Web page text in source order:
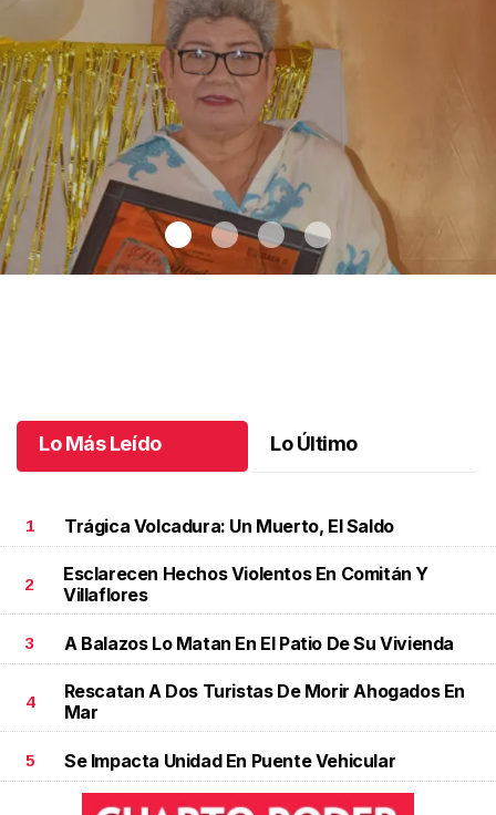
Lo Más Leído Lo Último
1 Trágica Volcadura: Un Muerto, El Saldo
2
Esclarecen Hechos Violentos En Comitán Y
Villaflores
3 A Balazos Lo Matan En El Patio De Su Vivienda
4
Rescatan A Dos Turistas De Morir Ahogados En
Mar
5 Se Impacta Unidad En Puente Vehicular